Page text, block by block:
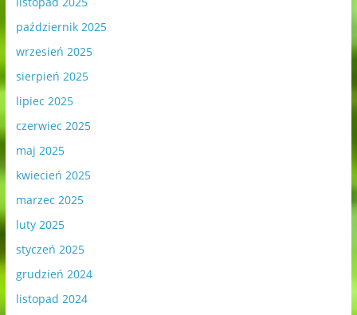
październik 2025
wrzesień 2025
sierpień 2025
lipiec 2025
czerwiec 2025
maj 2025
kwiecień 2025
marzec 2025
luty 2025
styczeń 2025
grudzień 2024
listopad 2024